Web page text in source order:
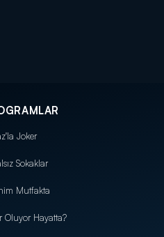
Joker
Sokaklar
Mutfakta
Oluyor Hayatta?